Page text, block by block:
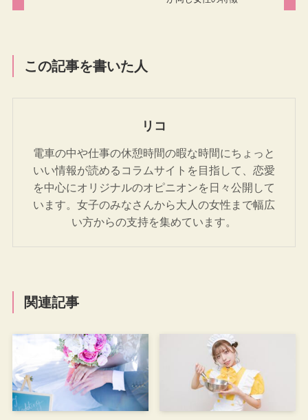
この記事を書いた人
リコ
電車の中や仕事の休憩時間の暇な時間にちょっと
いい情報が読めるコラムサイトを目指して、恋愛
を中心にオリジナルのオピニオンを日々公開して
います。女子のみなさんから大人の女性まで幅広
い方からの支持を集めています。
関連記事